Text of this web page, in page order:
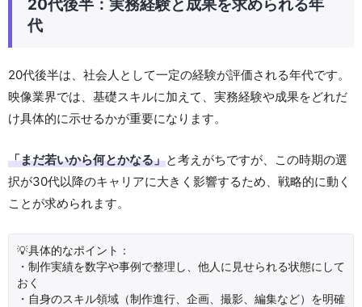
20代後半：実務経験と成果を求められる年
代
20代後半は、社会人として一定の経験が評価される年代です。
映像業界では、基礎スキルに加えて、実務経験や成果をどれだ
け具体的に示せるかが重要になります。
「まだ若いから何とかなる」と考えがちですが、この時期の選
択が30代以降のキャリアに大きく影響するため、戦略的に動く
ことが求められます。
💡具体的なポイント：
・制作実績を数字や事例で整理し、他人に見せられる状態にして
おく
・自身のスキル領域（制作進行、企画、撮影、編集など）を明確